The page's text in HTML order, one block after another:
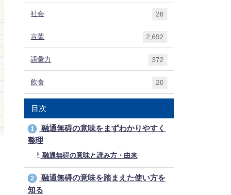
社会 28
言葉 2,692
語彙力 372
飲食 20
目次
1
融通無碍の意味をまずわかりやすく
整理
融通無碍の意味と読み方・由来
2
融通無碍の意味を踏まえた使い方を
知る